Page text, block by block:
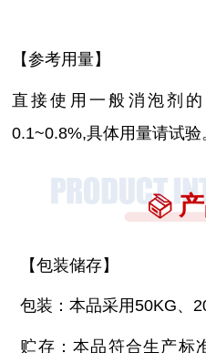
【参考用量】
直接使用一般消泡剂
0.1~0.8%,具体用量请试验
【包装储存】
包装：本品采用50KG、
贮存：本品符合生产标